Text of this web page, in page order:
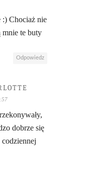
:) Chociaż nie
mnie te buty
Odpowiedz
dobrze się